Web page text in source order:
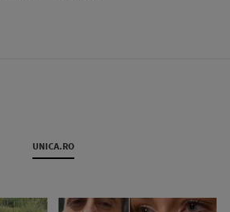
UNICA.RO